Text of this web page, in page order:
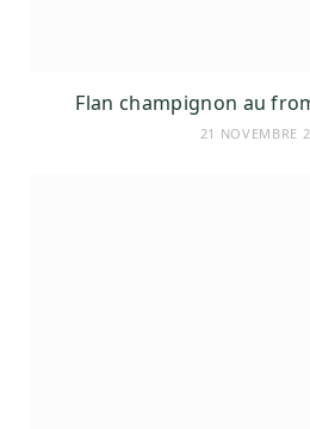
Flan champignon au
21 NOVEMBRE